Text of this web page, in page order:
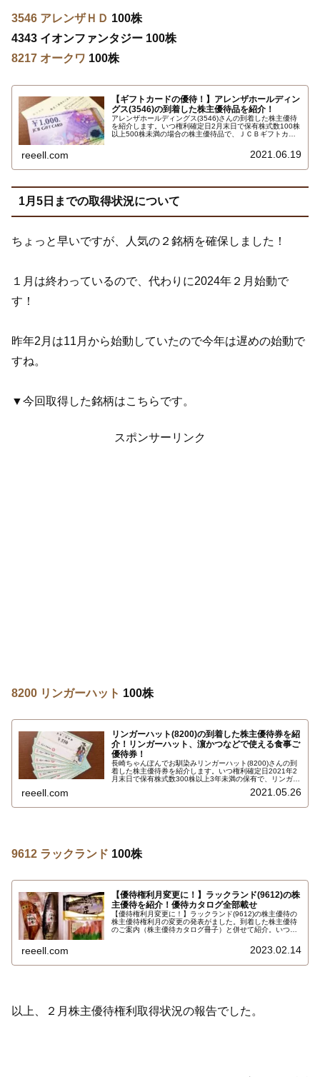
3546 アレンザＨＤ 100株
4343 イオンファンタジー 100株
8217 オークワ 100株
【ギフトカードの優待！】アレンザホールディン
グス(3546)の到着した株主優待品を紹介！
アレンザホールディングス(3546)さんの到着した株主優待
を紹介します。いつ権利確定日2月末日で保有株式数100株
以上500株未満の場合の株主優待品で、ＪＣＢギフトカー
reeell.com 2021.06.19
1月5日までの取得状況について
ちょっと早いですが、人気の２銘柄を確保しました！
１月は終わっているので、代わりに2024年２月始動で
す！
昨年2月は11月から始動していたので今年は遅めの始動で
すね。
▼今回取得した銘柄はこちらです。
スポンサーリンク
8200 リンガーハット 100株
リンガーハット(8200)の到着した株主優待券を紹
介！リンガーハット、濵かつなどで使える食事ご
優待券！
長崎ちゃんぽんでお馴染みリンガーハット(8200)さんの到
着した株主優待券を紹介します。いつ権利確定日2021年2
月末日で保有株式数300株以上3年未満の保有で、リンガー
る食事ご優待券550円7枚合計3,850円相当です。詳しくは
reeell.com 2021.05.26
9612 ラックランド 100株
【優待権利月変更に！】ラックランド(9612)の株
主優待を紹介！優待カタログ全部載せ
【優待権利月変更に！】ラックランド(9612)の株主優待の
株主優待権利月の変更の発表がました。到着した株主優待
のご案内（株主優待カタログ冊子）と併せて紹介。いつ権
北地方の名産品詰め合わせ3,500円相当(送料含まず)を掲載
している株主優待カタログです。カタログ全部載せです…
reeell.com 2023.02.14
以上、２月株主優待権利取得状況の報告でした。